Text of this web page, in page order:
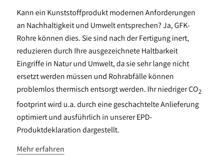
Kann ein Kunststoffprodukt modernen Anforderungen
an Nachhaltigkeit und Umwelt entsprechen? Ja, GFK-
Rohre können dies. Sie sind nach der Fertigung inert,
reduzieren durch Ihre ausgezeichnete Haltbarkeit
Eingriffe in Natur und Umwelt, da sie sehr lange nicht
ersetzt werden müssen und Rohrabfälle können
problemlos thermisch entsorgt werden. Ihr niedriger CO2
footprint wird u.a. durch eine geschachtelte Anlieferung
optimiert und ausführlich in unserer EPD-
Produktdeklaration dargestellt.
Mehr erfahren